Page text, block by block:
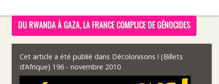
DU RWANDA À GAZA, LA FRANCE COMPLICE DE GÉNOCIDES
Cet article a été publié dans Décolonisons ! (Billets
d’Afrique) 196 - novembre 2010